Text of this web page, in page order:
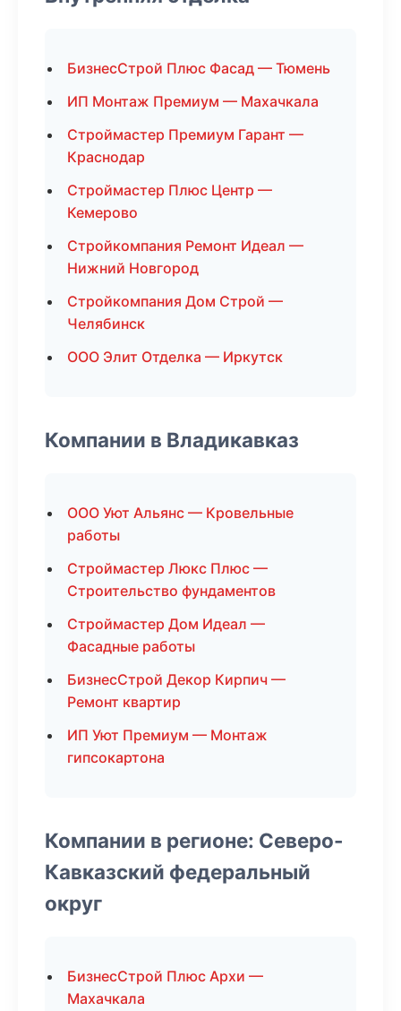
БизнесСтрой Плюс Фасад — Тюмень
ИП Монтаж Премиум — Махачкала
Строймастер Премиум Гарант —
Краснодар
Строймастер Плюс Центр —
Кемерово
Стройкомпания Ремонт Идеал —
Нижний Новгород
Стройкомпания Дом Строй —
Челябинск
ООО Элит Отделка — Иркутск
Компании в Владикавказ
ООО Уют Альянс — Кровельные
работы
Строймастер Люкс Плюс —
Строительство фундаментов
Строймастер Дом Идеал —
Фасадные работы
БизнесСтрой Декор Кирпич —
Ремонт квартир
ИП Уют Премиум — Монтаж
гипсокартона
Компании в регионе: Северо-
Кавказский федеральный
округ
БизнесСтрой Плюс Архи —
Махачкала